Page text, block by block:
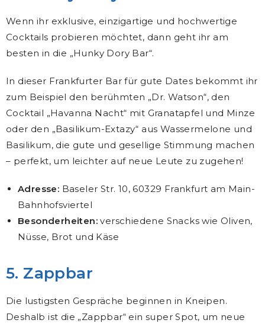
Wenn ihr exklusive, einzigartige und hochwertige
Cocktails probieren möchtet, dann geht ihr am
besten in die „Hunky Dory Bar“.
In dieser Frankfurter Bar für gute Dates bekommt ihr
zum Beispiel den berühmten „Dr. Watson“, den
Cocktail „Havanna Nacht“ mit Granatapfel und Minze
oder den „Basilikum-Extazy“ aus Wassermelone und
Basilikum, die gute und gesellige Stimmung machen
– perfekt, um leichter auf neue Leute zu zugehen!
Adresse: Baseler Str. 10, 60329 Frankfurt am Main-
Bahnhofsviertel
Besonderheiten: verschiedene Snacks wie Oliven,
Nüsse, Brot und Käse
5. Zappbar
Die lustigsten Gespräche beginnen in Kneipen.
Deshalb ist die „Zappbar“ ein super Spot, um neue